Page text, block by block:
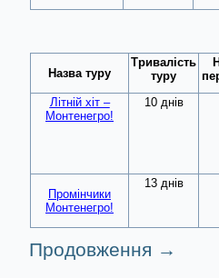
Назва туру
Тривалість
туру
Літній хіт –
Монтенегро!
10 днів
Промінчики
Монтенегро!
13 днів
Продовження →